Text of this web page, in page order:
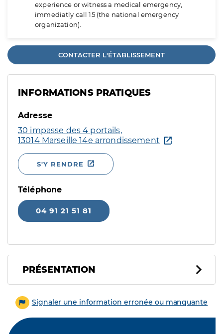
experience or witness a medical emergency,
immediatly call 15 (the national emergency
organization).
CONTACTER L'ÉTABLISSEMENT
INFORMATIONS PRATIQUES
Adresse
30 impasse des 4 portails,
13014 Marseille 14e arrondissement
S'Y RENDRE
Téléphone
04 91 21 51 81
PRÉSENTATION
Signaler une information erronée ou manquante